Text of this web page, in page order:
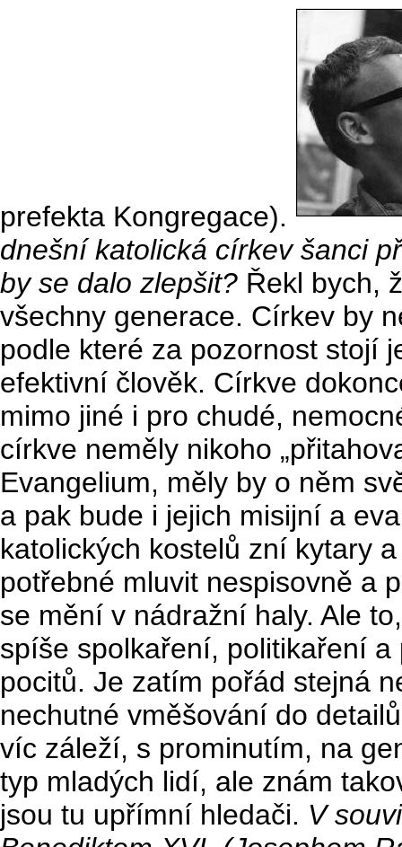
prefekta Kongregace).
dnešní katolická církev šanci
by se dalo zlepšit? Řekl bych,
všechny generace. Církev by
podle které za pozornost stojí
efektivní člověk. Církve
mimo jiné i pro chudé,
církve neměly nikoho
Evangelium, měly by o něm
a pak bude i jejich misijní a
katolických kostelů zní kytary
potřebné mluvit nespisovně a
se mění v nádražní haly. Ale
spíše spolkaření, politikaření
pocitů. Je zatím pořád stejná
nechutné vměšování do
víc záleží, s prominutím, na
typ mladých lidí, ale znám
jsou tu upřímní hledači. V